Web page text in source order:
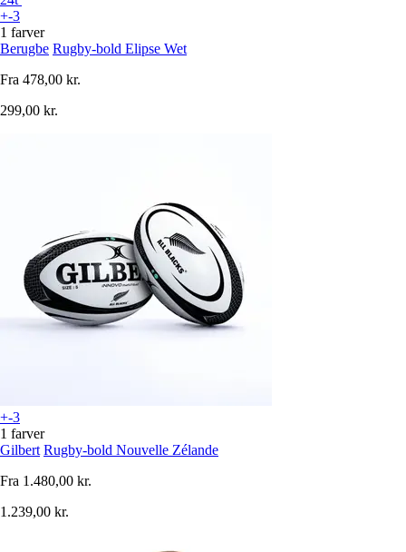
+-3
1 farver
Berugbe Rugby-bold Elipse Wet
Fra 478,00 kr.
299,00 kr.
+-3
1 farver
Gilbert Rugby-bold Nouvelle Zélande
Fra 1.480,00 kr.
1.239,00 kr.